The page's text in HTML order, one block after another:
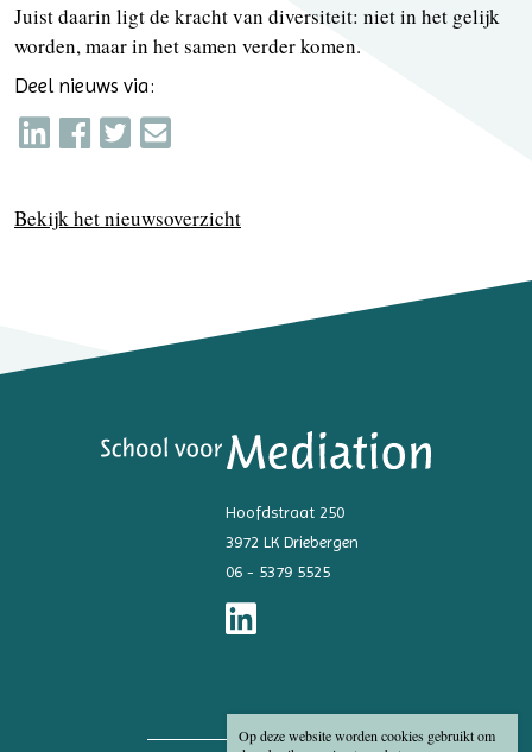
Op deze website worden cookies gebruikt om
Juist daarin ligt de kracht van diversiteit: niet in het gelijk
worden, maar in het samen verder komen.
Deel nieuws via:
Bekijk het nieuwsoverzicht
Hoofdstraat 250
3972 LK Driebergen
06 - 5379 5525